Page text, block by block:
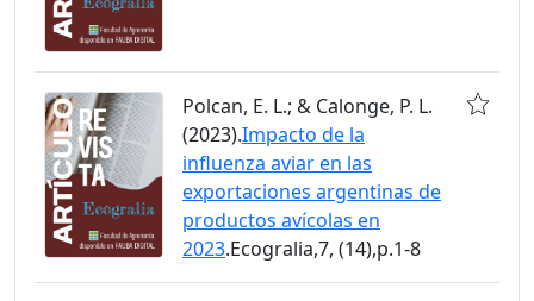
Polcan, E. L.; & Calonge, P. L.
(2023).Impacto de la
influenza aviar en las
exportaciones argentinas de
productos avícolas en
2023.Ecogralia,7, (14),p.1-8